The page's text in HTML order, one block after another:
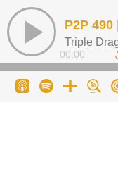
P2P
Triple
00:00